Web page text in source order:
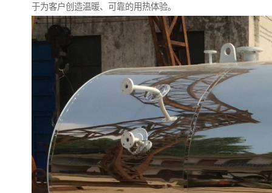
于为客户创造温暖、可靠的用热体验。